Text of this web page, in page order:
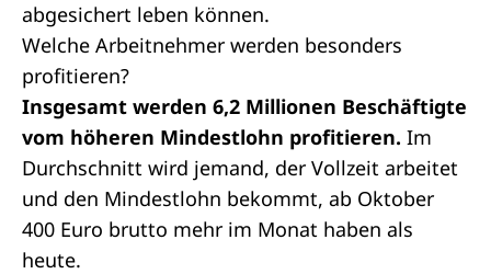
abgesichert leben können.
Welche Arbeitnehmer werden besonders
profitieren?
Insgesamt werden 6,2 Millionen Beschäftigte
vom höheren Mindestlohn profitieren. Im
Durchschnitt wird jemand, der Vollzeit arbeitet
und den Mindestlohn bekommt, ab Oktober
400 Euro brutto mehr im Monat haben als
heute.